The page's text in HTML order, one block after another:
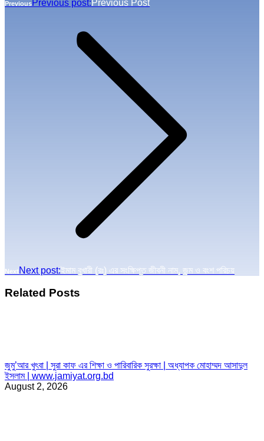
PreviousPrevious post:Previous Post
Next Next post:ইমাম বুখারী (রঃ) এর সংক্ষিপ্ত জীবনী নাম, জন্ম ও বংশ পরিচয়
Related Posts
জুমু’আর খুৎবা | সুরা কাফ এর শিক্ষা ও পারিবারিক সুরক্ষা | অধ্যাপক মোহাম্মদ আসাদুল
ইসলাম | www.jamiyat.org.bd
August 2, 2026